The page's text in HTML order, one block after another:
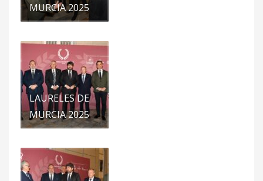
MURCIA 2025
LAURELES DE
MURCIA 2025